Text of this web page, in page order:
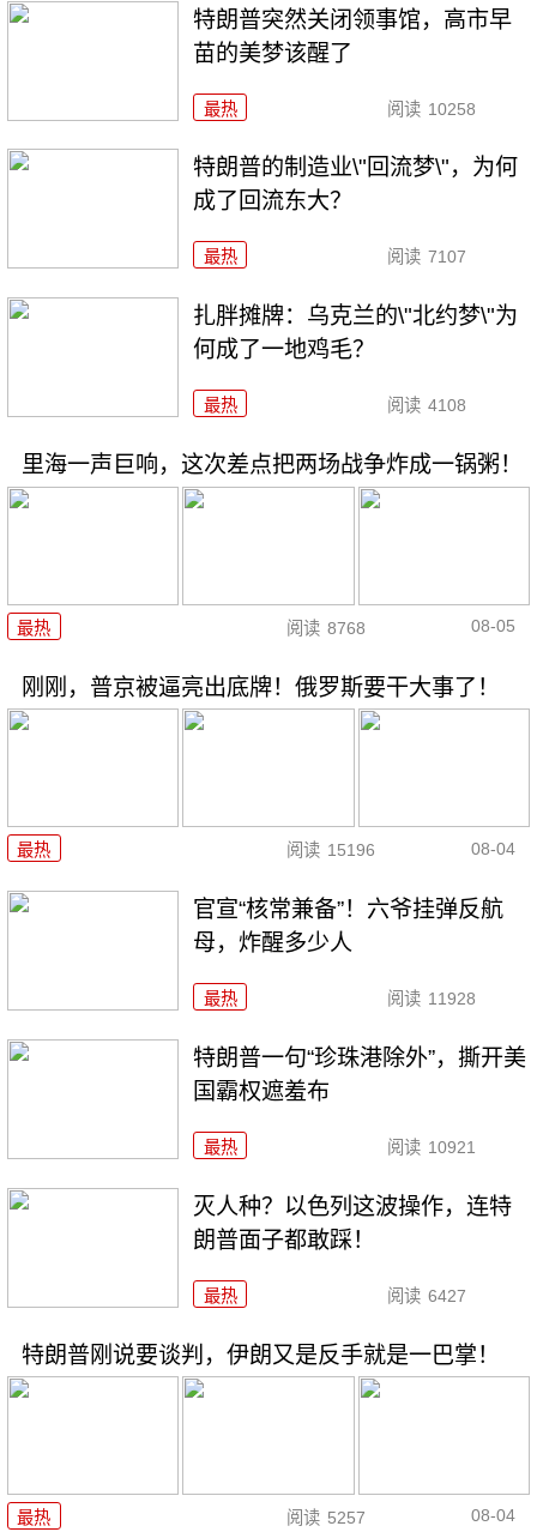
特朗普突然关闭领事馆，高市早
苗的美梦该醒了
最热 阅读 10258
特朗普的制造业\"回流梦\"，为何
成了回流东大？
最热 阅读 7107
扎胖摊牌：乌克兰的\"北约梦\"为
何成了一地鸡毛？
最热 阅读 4108
里海一声巨响，这次差点把两场战争炸成一锅粥！
最热 阅读 8768 08-05
刚刚，普京被逼亮出底牌！俄罗斯要干大事了！
最热 阅读 15196 08-04
官宣“核常兼备”！六爷挂弹反航
母，炸醒多少人
最热 阅读 11928
特朗普一句“珍珠港除外”，撕开美
国霸权遮羞布
最热 阅读 10921
灭人种？以色列这波操作，连特
朗普面子都敢踩！
最热 阅读 6427
特朗普刚说要谈判，伊朗又是反手就是一巴掌！
最热 阅读 5257 08-04